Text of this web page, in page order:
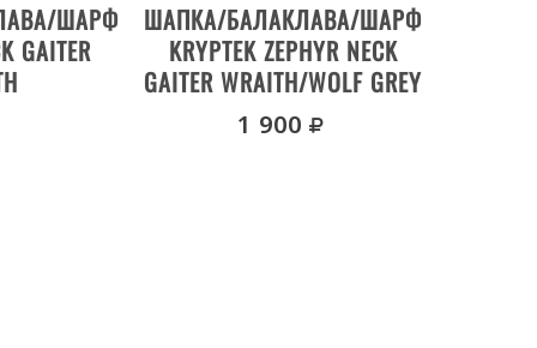
TORA
WYOT
ШАРФ
GAITER
ШАПКА/БАЛАКЛАВА/ШАРФ
KRYPTEK ZEPHYR NECK
GAITER WRAITH/WOLF GREY
1 900